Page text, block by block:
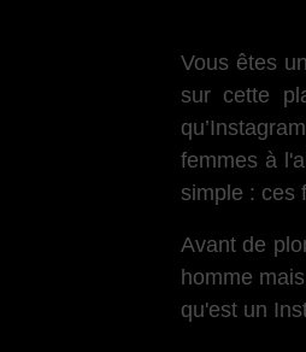
Vous êtes
sur cette
femmes à
simple : ces
Avant de
homme
qu'est un